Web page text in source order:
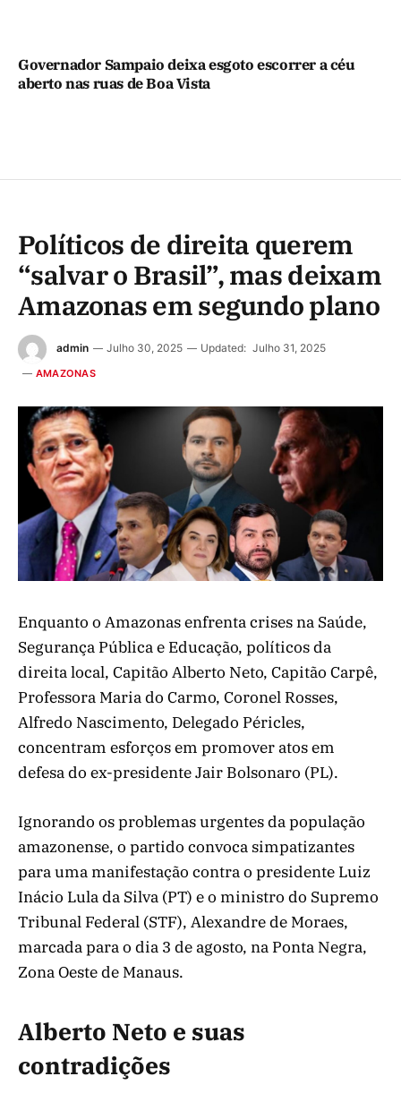
Governador Sampaio deixa esgoto escorrer a céu
aberto nas ruas de Boa Vista
Políticos de direita querem
“salvar o Brasil”, mas deixam
Amazonas em segundo plano
admin Julho 30, 2025 Updated: Julho 31, 2025
AMAZONAS
Enquanto o Amazonas enfrenta crises na Saúde,
Segurança Pública e Educação, políticos da
direita local, Capitão Alberto Neto, Capitão Carpê,
Professora Maria do Carmo, Coronel Rosses,
Alfredo Nascimento, Delegado Péricles,
concentram esforços em promover atos em
defesa do ex-presidente Jair Bolsonaro (PL).
Ignorando os problemas urgentes da população
amazonense, o partido convoca simpatizantes
para uma manifestação contra o presidente Luiz
Inácio Lula da Silva (PT) e o ministro do Supremo
Tribunal Federal (STF), Alexandre de Moraes,
marcada para o dia 3 de agosto, na Ponta Negra,
Zona Oeste de Manaus.
Alberto Neto e suas
contradições